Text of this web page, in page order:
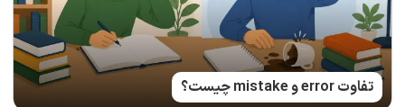
تفاوت error و mistake چیست؟